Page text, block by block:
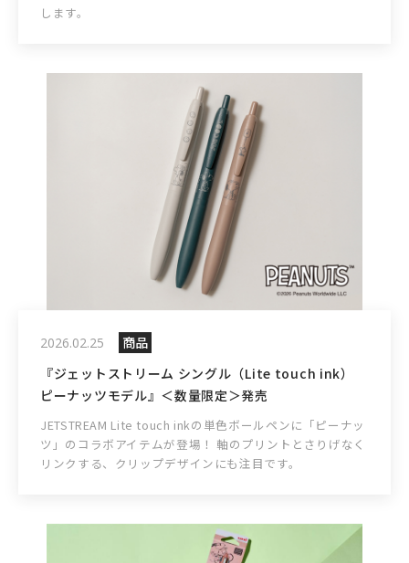
します。
2026.02.25
商品
『ジェットストリーム シングル（Lite touch ink）
ピーナッツモデル』＜数量限定＞発売
JETSTREAM Lite touch inkの単色ボールペンに「ピーナッ
ツ」のコラボアイテムが登場！ 軸のプリントとさりげなく
リンクする、クリップデザインにも注目です。